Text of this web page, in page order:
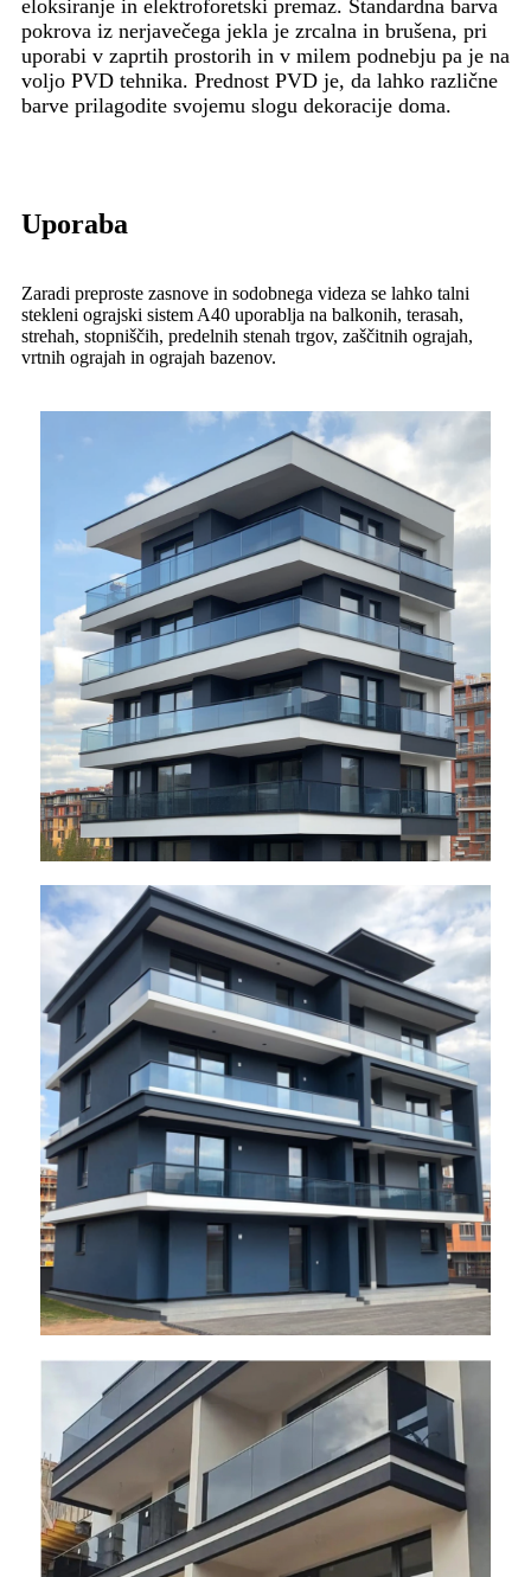
eloksiranje in elektroforetski premaz. Standardna barva
pokrova iz nerjavečega jekla je zrcalna in brušena, pri
uporabi v zaprtih prostorih in v milem podnebju pa je na
voljo PVD tehnika. Prednost PVD je, da lahko različne
barve prilagodite svojemu slogu dekoracije doma.
Uporaba
Zaradi preproste zasnove in sodobnega videza se lahko talni
stekleni ograjski sistem A40 uporablja na balkonih, terasah,
strehah, stopniščih, predelnih stenah trgov, zaščitnih ograjah,
vrtnih ograjah in ograjah bazenov.